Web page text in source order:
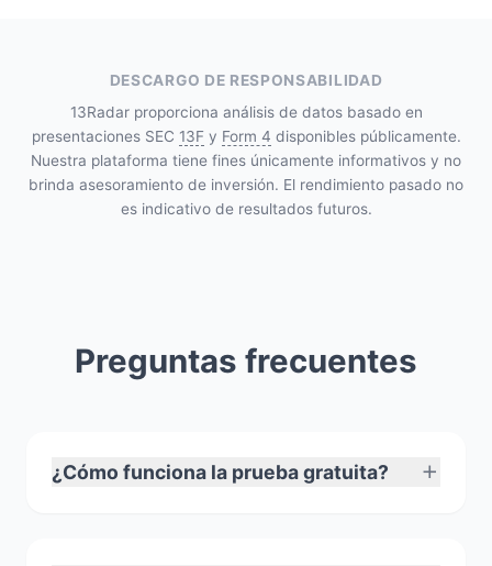
DESCARGO DE RESPONSABILIDAD
13Radar proporciona análisis de datos basado en
presentaciones SEC 13Fy Form 4 disponibles públicamente.
Nuestra plataforma tiene fines únicamente informativos y no
brinda asesoramiento de inversión. El rendimiento pasado no
es indicativo de resultados futuros.
Preguntas frecuentes
¿Cómo funciona la prueba gratuita?